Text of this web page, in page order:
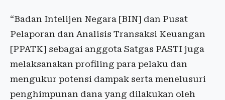
“Badan Intelijen Negara [BIN] dan Pusat
Pelaporan dan Analisis Transaksi Keuangan
[PPATK] sebagai anggota Satgas PASTI juga
melaksanakan profiling para pelaku dan
mengukur potensi dampak serta menelusuri
penghimpunan dana yang dilakukan oleh